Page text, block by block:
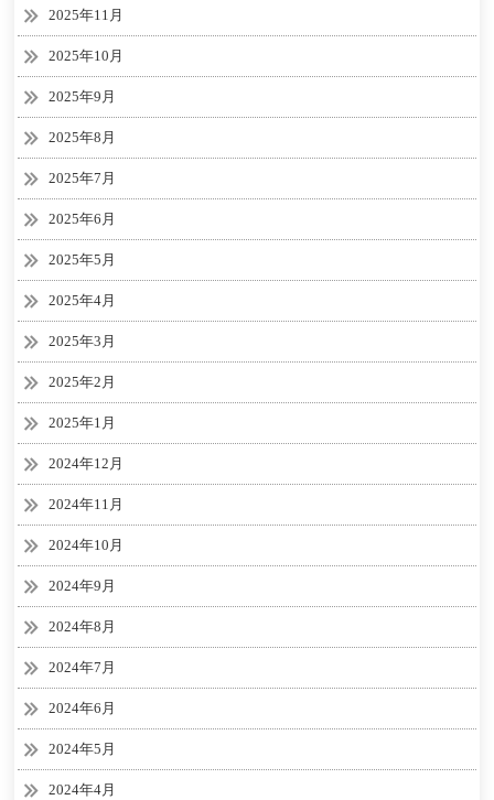
2025年11月
2025年10月
2025年9月
2025年8月
2025年7月
2025年6月
2025年5月
2025年4月
2025年3月
2025年2月
2025年1月
2024年12月
2024年11月
2024年10月
2024年9月
2024年8月
2024年7月
2024年6月
2024年5月
2024年4月